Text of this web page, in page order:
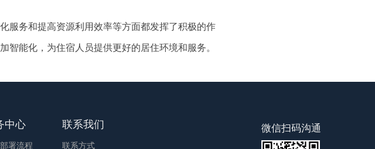
服务和提高资源利用效率等方面都发挥了积极的作
智能化，为住宿人员提供更好的居住环境和服务。
中心
署流程
联系我们
联系方式
微信扫码沟通